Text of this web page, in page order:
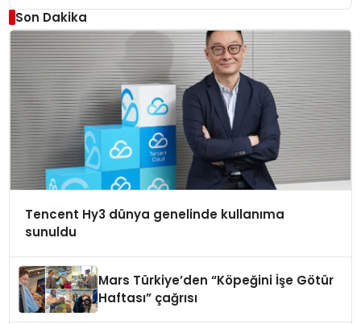
Son Dakika
Tencent Hy3 dünya genelinde kullanıma
sunuldu
Mars Türkiye’den “Köpeğini İşe Götür
Haftası” çağrısı